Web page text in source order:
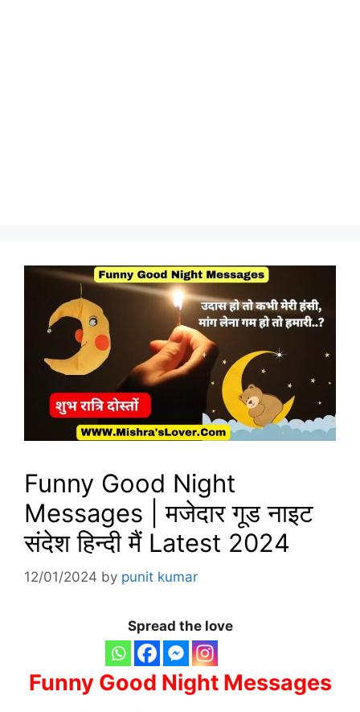
Funny Good Night
Messages | मजेदार गूड नाइट
संदेश हिन्दी मैं Latest 2024
12/01/2024 by punit kumar
Spread the love
Funny Good Night Messages